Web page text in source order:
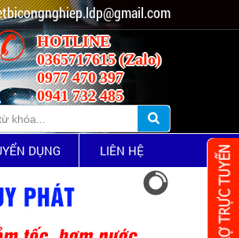
HOTLINE
0365717615 (Zalo)
0977 470 397
0941 732 485
DỤNG LIÊN HỆ